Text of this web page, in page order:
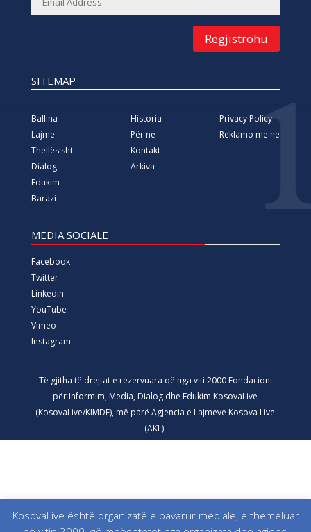
Regjistrohu
SITEMAP
Ballina
Lajme
Thellësisht
Dialog
Edukim
Barazi
Historia
Për ne
Kontakt
Arkiva
Privacy Policy
Reklamo me ne
MEDIA SOCIALE
Facebook
Twitter
Linkedin
YouTube
Vimeo
Instagram
Të gjitha të drejtat e rezervuara që nga viti 2000 Fondacioni
për Informim, Media, Dialog dhe Edukim KosovaLive
(KosovaLive/KIMDE), më parë Agjencia e Lajmeve Kosova Live
(AKL).
KosovaLive është organizatë e pavarur mediale, e themeluar